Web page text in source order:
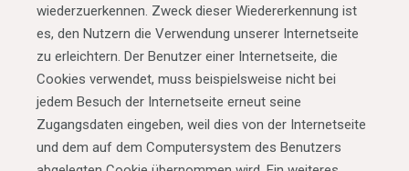
wiederzuerkennen. Zweck dieser Wiedererkennung ist
es, den Nutzern die Verwendung unserer Internetseite
zu erleichtern. Der Benutzer einer Internetseite, die
Cookies verwendet, muss beispielsweise nicht bei
jedem Besuch der Internetseite erneut seine
Zugangsdaten eingeben, weil dies von der Internetseite
und dem auf dem Computersystem des Benutzers